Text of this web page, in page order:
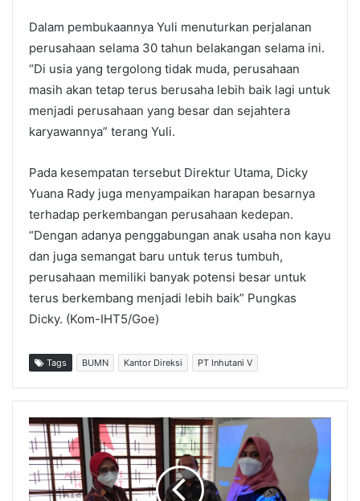
Dalam pembukaannya Yuli menuturkan perjalanan
perusahaan selama 30 tahun belakangan selama ini.
“Di usia yang tergolong tidak muda, perusahaan
masih akan tetap terus berusaha lebih baik lagi untuk
menjadi perusahaan yang besar dan sejahtera
karyawannya” terang Yuli.
Pada kesempatan tersebut Direktur Utama, Dicky
Yuana Rady juga menyampaikan harapan besarnya
terhadap perkembangan perusahaan kedepan.
“Dengan adanya penggabungan anak usaha non kayu
dan juga semangat baru untuk terus tumbuh,
perusahaan memiliki banyak potensi besar untuk
terus berkembang menjadi lebih baik” Pungkas
Dicky. (Kom-IHT5/Goe)
Tags BUMN Kantor Direksi PT Inhutani V